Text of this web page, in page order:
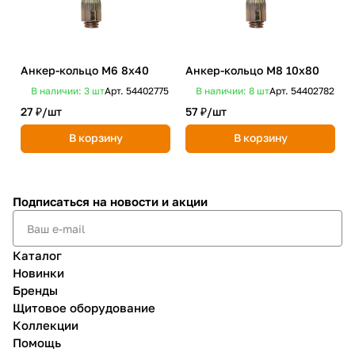
Анкер-кольцо М6 8х40
В наличии: 3 штАрт. 54402775
27 ₽/шт
В корзину
Анкер-кольцо М8 10х80
В наличии: 8 штАрт. 54402782
57 ₽/шт
В корзину
Подписаться на новости и акции
Каталог
Новинки
Бренды
Щитовое оборудование
Коллекции
Помощь